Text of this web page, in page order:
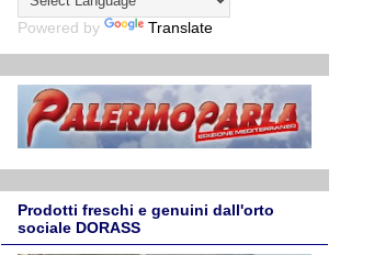
Powered by Translate
Prodotti freschi e genuini dall'orto
sociale DORASS